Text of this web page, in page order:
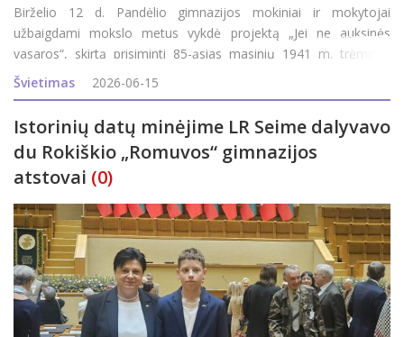
Birželio 12 d. Pandėlio gimnazijos mokiniai ir mokytojai
užbaigdami mokslo metus vykdė projektą „Jei ne auksinės
vasaros“, skirtą prisiminti 85-ąsias masinių 1941 m. trėmimų
metines. Į renginį atvyko A. Smetonos šaulių 5-osios rinktinės
501 kuopos jaunieji šauliai su vadova
Švietimas 2026-06-15
Istorinių datų minėjime LR Seime dalyvavo
du Rokiškio „Romuvos“ gimnazijos
atstovai (0)